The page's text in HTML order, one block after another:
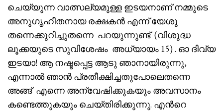
ചെയ്യുന്ന വാത്സല്യമുള്ള ഇടയനാണ് നമ്മുടെ
അനുഗൃഹീതനായ രക്ഷകൻ എന്ന് യേശു
തന്നെക്കുറിച്ചുതന്നെ പറയുന്നുണ്ട് (വിശുദ്ധ
ലൂക്കയുടെ സുവിശേഷം അധ്യായം 15) . ഓ ദിവ്യ
ഇടയാ! ആ നഷ്ടപ്പെട്ട ആടു ഞാനായിരുന്നു,
എന്നാൽ ഞാൻ പ്രതീക്ഷിച്ചതുപോലെതന്നെ
അങ്ങ് എന്നെ അന്വേഷിക്കുകയും അവസാനം
കണ്ടെത്തുകയും ചെയ്തിരിക്കുന്നു. എൻറെ